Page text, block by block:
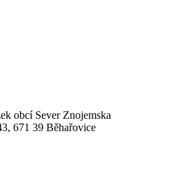
obcí Sever Znojemska
671 39 Běhařovice